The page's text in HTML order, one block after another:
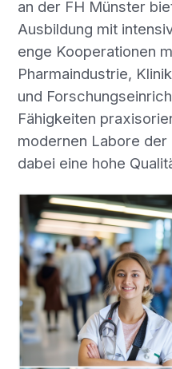
an der FH Münster
Ausbildung mit
enge Kooperationen
Pharmaindustrie,
und
Fähigkeiten
modernen Labore
dabei eine hohe